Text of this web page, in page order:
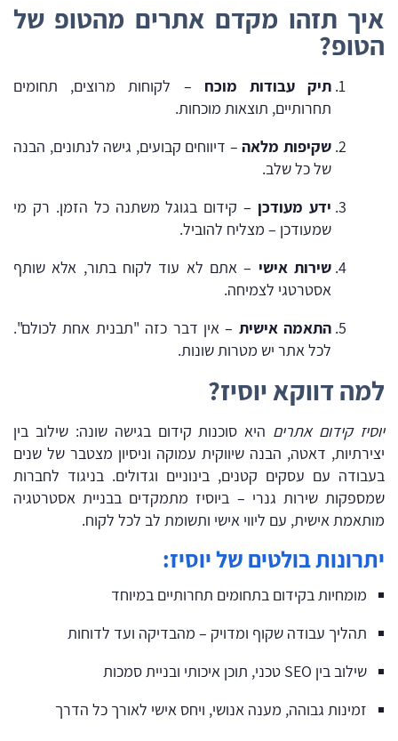
איך תזהו מקדם אתרים מהטופ של
הטופ?
תיק עבודות מוכח – לקוחות מרוצים, תחומים
תחרותיים, תוצאות מוכחות.
שקיפות מלאה– דיווחים קבועים, גישה לנתונים, הבנה
של כל שלב.
ידע מעודכן – קידום בגוגל משתנה כל הזמן. רק מי
שמעודכן – מצליח להוביל.
שירות אישי – אתם לא עוד לקוח בתור, אלא שותף
אסטרטגי לצמיחה.
התאמה אישית – אין דבר כזה "תבנית אחת לכולם".
לכל אתר יש מטרות שונות.
למה דווקא יוסיז?
יוסיז קידום אתרים היא סוכנות קידום בגישה שונה: שילוב בין
יצירתיות, דאטה, הבנה שיווקית עמוקה וניסיון מצטבר של שנים
בעבודה עם עסקים קטנים, בינוניים וגדולים. בניגוד לחברות
שמספקות שירות גנרי – ביוסיז מתמקדים בבניית אסטרטגיה
מותאמת אישית, עם ליווי אישי ותשומת לב לכל לקוח.
יתרונות בולטים של יוסיז:
מומחיות בקידום בתחומים תחרותיים במיוחד
תהליך עבודה שקוף ומדויק – מהבדיקה ועד לדוחות
שילוב בין SEO טכני, תוכן איכותי ובניית סמכות
זמינות גבוהה, מענה אנושי, ויחס אישי לאורך כל הדרך